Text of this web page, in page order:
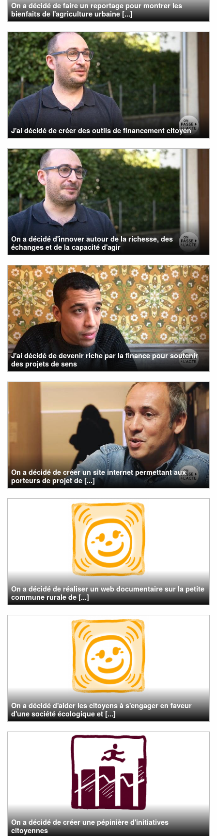
On a décidé de faire un reportage pour montrer les
bienfaits de l'agriculture urbaine [...]
J'ai décidé de créer des outils de financement citoyen
On a décidé d'innover autour de la richesse, des
échanges et de la capacité d'agir
J'ai décidé de devenir riche par la finance pour soutenir
des projets de sens
On a décidé de créer un site internet permettant aux
porteurs de projet de [...]
On a décidé de réaliser un web documentaire sur la petite
commune rurale de [...]
On a décidé d'aider les citoyens à s'engager en faveur
d'une société écologique et [...]
On a décidé de créer une pépinière d'initiatives
citoyennes